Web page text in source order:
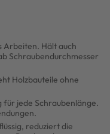
Arbeiten. Hält auch
Schraubendurchmesser
Holzbauteile ohne
jede Schraubenlänge.
reduziert die